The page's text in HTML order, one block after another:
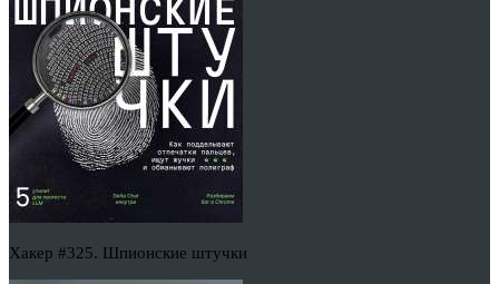
Хакер #325. Шпионские штучки